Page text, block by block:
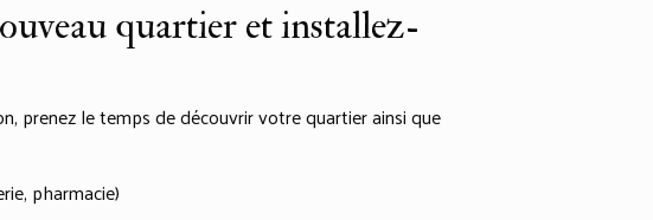
quartier et installez-
prenez le temps de découvrir votre quartier ainsi que
pharmacie)